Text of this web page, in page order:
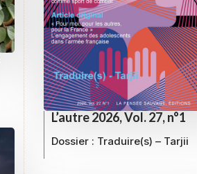
L’autre 2026, Vol. 27, n°1
Dossier : Traduire(s) – Tarjii